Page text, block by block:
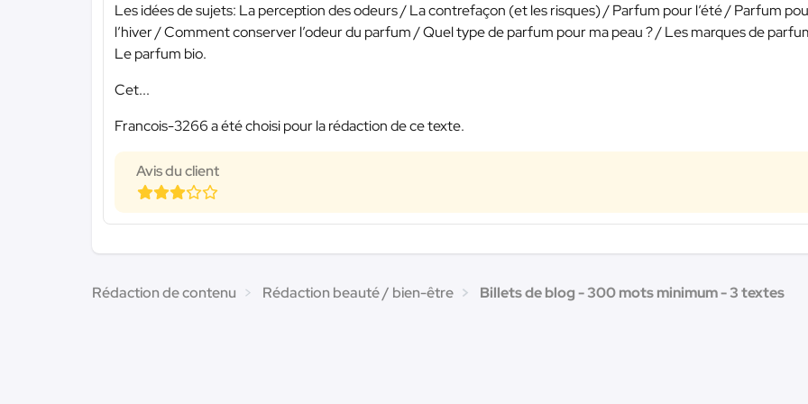
Les idées de sujets: La perception des odeurs / La contrefaçon (et les risques) / Parfum pour l’été / Parfum
l’hiver / Comment conserver l’odeur du parfum / Quel type de parfum pour ma peau ? / Les marques de
Le parfum bio.
Cet...
Francois-3266 a été choisi pour la rédaction de ce texte.
Avis du client
Rédaction de contenu Rédaction beauté / bien-être Billets de blog - 300 mots minimum - 3 textes